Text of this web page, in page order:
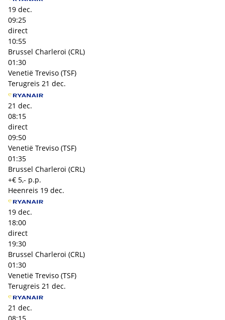
19 dec.
09:25
direct
10:55
Brussel Charleroi (CRL)
01:30
Venetië Treviso (TSF)
Terugreis 21 dec.
21 dec.
08:15
direct
09:50
Venetië Treviso (TSF)
01:35
Brussel Charleroi (CRL)
+€ 5,- p.p.
Heenreis 19 dec.
19 dec.
18:00
direct
19:30
Brussel Charleroi (CRL)
01:30
Venetië Treviso (TSF)
Terugreis 21 dec.
21 dec.